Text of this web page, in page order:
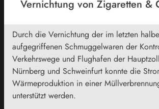
Vernichtung von Zigaretten &
Durch die Vernichtung der im letzten
aufgegriffenen Schmuggelwaren der
Verkehrswege und Flughafen der
Nürnberg und Schweinfurt konnte die
Wärmeproduktion in einer
unterstützt werden.